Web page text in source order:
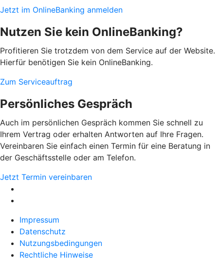
Jetzt im OnlineBanking anmelden
Nutzen Sie kein OnlineBanking?
Profitieren Sie trotzdem von dem Service auf der Website.
Hierfür benötigen Sie kein OnlineBanking.
Zum Serviceauftrag
Persönliches Gespräch
Auch im persönlichen Gespräch kommen Sie schnell zu
Ihrem Vertrag oder erhalten Antworten auf Ihre Fragen.
Vereinbaren Sie einfach einen Termin für eine Beratung in
der Geschäftsstelle oder am Telefon.
Jetzt Termin vereinbaren
Impressum
Datenschutz
Nutzungsbedingungen
Rechtliche Hinweise